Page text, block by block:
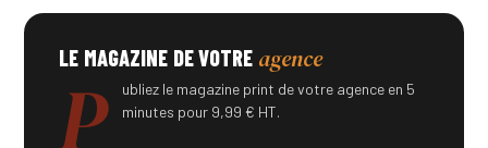
LE MAGAZINE DE VOTRE agence
P
ubliez le magazine print de votre agence en 5
minutes pour 9,99 € HT.